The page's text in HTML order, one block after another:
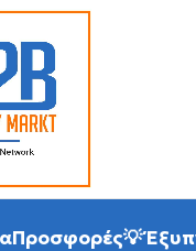
Προσφορές💡